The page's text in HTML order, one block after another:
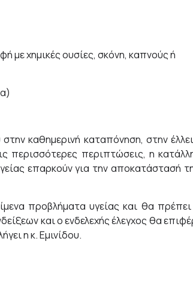
με χημικές ουσίες, σκόνη, καπνούς ή
καθημερινή καταπόνηση, στην
περισσότερες περιπτώσεις, η
επαρκούν για την αποκατάστασή
προβλήματα υγείας και θα
και ο ενδελεχής έλεγχος θα
η κ. Εμινίδου.